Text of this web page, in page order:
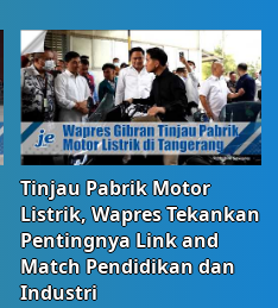
Tinjau Pabrik Motor
Listrik, Wapres Tekankan
Pentingnya Link and
Match Pendidikan dan
Industri